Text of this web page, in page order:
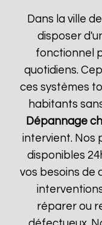
Dans la ville
disposer
fonctionnel
quotidiens.
ces systèmes
habitants
Dépannage
intervient. Nos
disponibles
vos besoins de
réparer ou